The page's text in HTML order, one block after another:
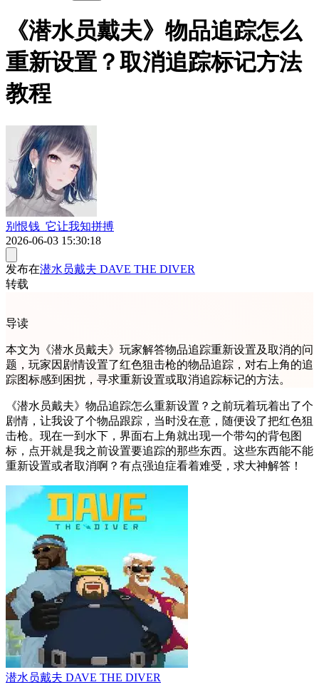
《潜水员戴夫》物品追踪怎么
重新设置？取消追踪标记方法
教程
别恨钱_它让我知拼搏
2026-06-03 15:30:18
发布在潜水员戴夫 DAVE THE DIVER
转载
导读
本文为《潜水员戴夫》玩家解答物品追踪重新设置及取消的问
题，玩家因剧情设置了红色狙击枪的物品追踪，对右上角的追
踪图标感到困扰，寻求重新设置或取消追踪标记的方法。
《潜水员戴夫》物品追踪怎么重新设置？之前玩着玩着出了个
剧情，让我设了个物品跟踪，当时没在意，随便设了把红色狙
击枪。现在一到水下，界面右上角就出现一个带勾的背包图
标，点开就是我之前设置要追踪的那些东西。这些东西能不能
重新设置或者取消啊？有点强迫症看着难受，求大神解答！
潜水员戴夫 DAVE THE DIVER